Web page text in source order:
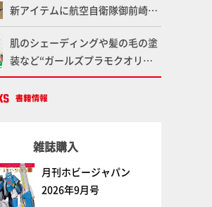
新アイテムに航空自衛隊御前崎分
屯基地の公式キャラクターとして
誕生した「おまねこ」が着任！け
もプラ公式サイト限定版と通常版
の2ラインで発売！
肌のシェーディングや髪の毛の塗
装など“ガールズプラモクオリテ
ィアップ術”で仕上げる！カスタ
ム作例「白騎士ソフィエラ」が完
11:59まで応募受付中】
雑誌購入
月刊ホビージャパン
2026年9月号